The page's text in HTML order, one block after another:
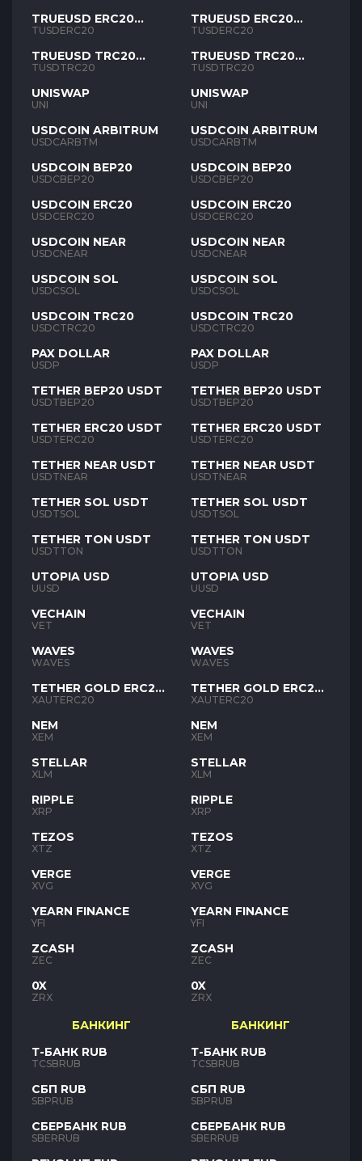
TRUEUSD ERC20
TUSD
TUSDERC20
TRUEUSD TRC20
TUSD
TUSDTRC20
UNISWAP
UNI
USDCOIN ARBITRUM
USDCARBTM
USDCOIN BEP20
USDCBEP20
USDCOIN ERC20
USDCERC20
USDCOIN NEAR
USDCNEAR
USDCOIN SOL
USDCSOL
USDCOIN TRC20
USDCTRC20
PAX DOLLAR
USDP
TETHER BEP20 USDT
USDTBEP20
TETHER ERC20 USDT
USDTERC20
TETHER NEAR USDT
USDTNEAR
TETHER SOL USDT
USDTSOL
TETHER TON USDT
USDTTON
UTOPIA USD
UUSD
VECHAIN
VET
WAVES
WAVES
TETHER GOLD ERC20
XAUT
XAUTERC20
NEM
XEM
STELLAR
XLM
RIPPLE
XRP
TEZOS
XTZ
VERGE
XVG
YEARN FINANCE
YFI
ZCASH
ZEC
0X
ZRX
БАНКИНГ
Т-БАНК RUB
TCSBRUB
СБП RUB
SBPRUB
СБЕРБАНК RUB
SBERRUB
TRUEUSD ERC20
TUSD
TUSDERC20
TRUEUSD TRC20
TUSD
TUSDTRC20
UNISWAP
UNI
USDCOIN ARBITRUM
USDCARBTM
USDCOIN BEP20
USDCBEP20
USDCOIN ERC20
USDCERC20
USDCOIN NEAR
USDCNEAR
USDCOIN SOL
USDCSOL
USDCOIN TRC20
USDCTRC20
PAX DOLLAR
USDP
TETHER BEP20 USDT
USDTBEP20
TETHER ERC20 USDT
USDTERC20
TETHER NEAR USDT
USDTNEAR
TETHER SOL USDT
USDTSOL
TETHER TON USDT
USDTTON
UTOPIA USD
UUSD
VECHAIN
VET
WAVES
WAVES
TETHER GOLD ERC20
XAUT
XAUTERC20
NEM
XEM
STELLAR
XLM
RIPPLE
XRP
TEZOS
XTZ
VERGE
XVG
YEARN FINANCE
YFI
ZCASH
ZEC
0X
ZRX
БАНКИНГ
Т-БАНК RUB
TCSBRUB
СБП RUB
SBPRUB
СБЕРБАНК RUB
SBERRUB